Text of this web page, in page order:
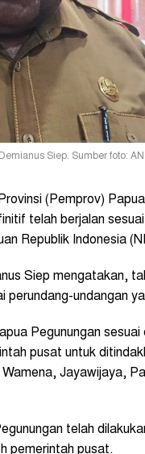
Siep. Sumber foto:
(Pemprov)
telah berjalan
Republik Indonesia
Siep mengatakan,
perundang-undangan
Pegunungan sesuai
pusat untuk
Jayawijaya,
telah
pemerintah pusat.